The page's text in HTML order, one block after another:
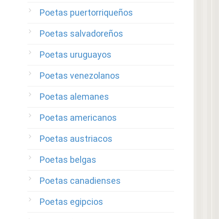
Poetas puertorriqueños
Poetas salvadoreños
Poetas uruguayos
Poetas venezolanos
Poetas alemanes
Poetas americanos
Poetas austriacos
Poetas belgas
Poetas canadienses
Poetas egipcios